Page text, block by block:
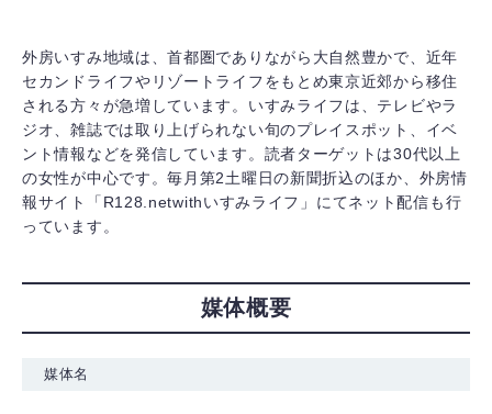
外房いすみ地域は、首都圏でありながら大自然豊かで、近年
セカンドライフやリゾートライフをもとめ東京近郊から移住
される方々が急増しています。いすみライフは、テレビやラ
ジオ、雑誌では取り上げられない旬のプレイスポット、イベ
ント情報などを発信しています。読者ターゲットは30代以上
の女性が中心です。毎月第2土曜日の新聞折込のほか、外房情
報サイト「R128.netwithいすみライフ」にてネット配信も行
っています。
媒体概要
媒体名